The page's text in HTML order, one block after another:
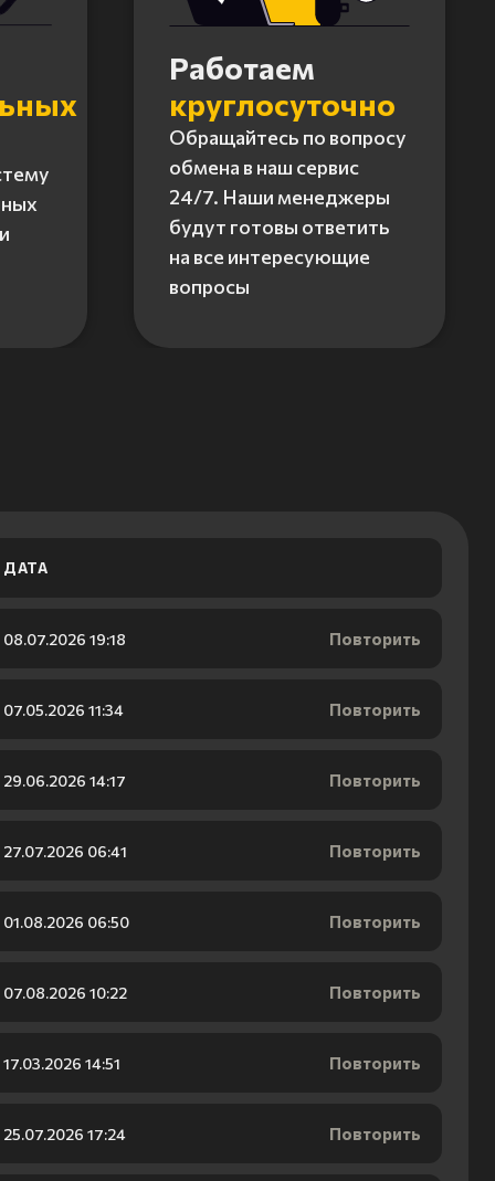
Работаем
круглосуточно
Обращайтесь по вопросу
обмена в наш сервис
24/7. Наши менеджеры
будут готовы ответить
на все интересующие
вопросы
ДАТА
08.07.2026 19:18 Повторить
07.05.2026 11:34 Повторить
29.06.2026 14:17 Повторить
27.07.2026 06:41 Повторить
01.08.2026 06:50 Повторить
07.08.2026 10:22 Повторить
17.03.2026 14:51 Повторить
25.07.2026 17:24 Повторить